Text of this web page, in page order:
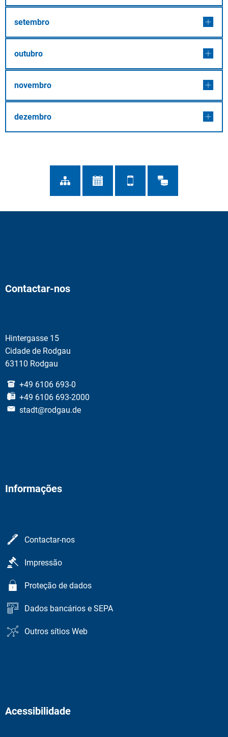
setembro
outubro
novembro
dezembro
Contactar-nos
Hintergasse 15
Cidade de Rodgau
63110 Rodgau
+49 6106 693-0
+49 6106 693-2000
stadt@rodgau.de
Informações
Contactar-nos
Impressão
Proteção de dados
Dados bancários e SEPA
Outros sítios Web
Acessibilidade